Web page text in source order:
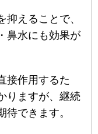
抑えることで、
鼻水にも効果が
接作用するた
りますが、継続
できます。